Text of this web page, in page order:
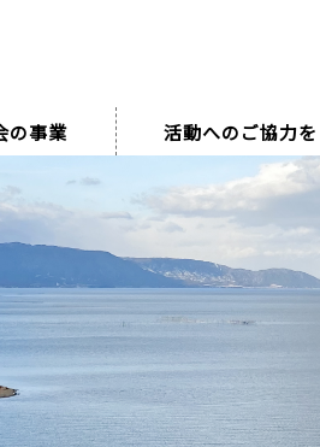
の事業 活動へのご協力を